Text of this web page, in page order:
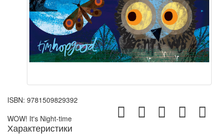
ISBN: 9781509829392
WOW! It's Night-time
Характеристики